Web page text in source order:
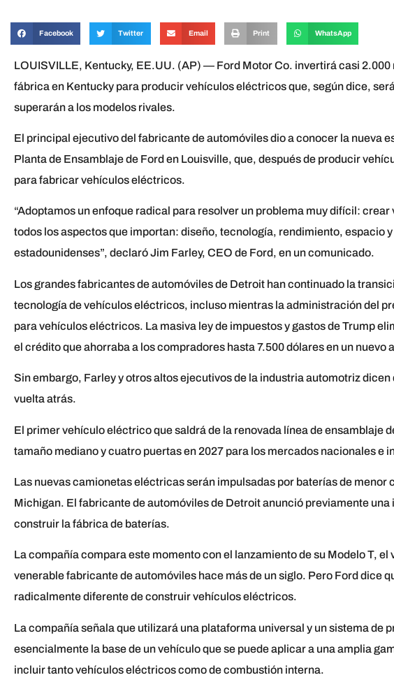
Facebook Twitter Email Print WhatsApp
LOUISVILLE, Kentucky, EE.UU. (AP) — Ford Motor Co. invertirá casi
fábrica en Kentucky para producir vehículos eléctricos que, según dice,
superarán a los modelos rivales.
El principal ejecutivo del fabricante de automóviles dio a conocer la nueva
Planta de Ensamblaje de Ford en Louisville, que, después de producir
para fabricar vehículos eléctricos.
“Adoptamos un enfoque radical para resolver un problema muy difícil:
todos los aspectos que importan: diseño, tecnología, rendimiento, espacio
estadounidenses”, declaró Jim Farley, CEO de Ford, en un comunicado.
Los grandes fabricantes de automóviles de Detroit han continuado la
tecnología de vehículos eléctricos, incluso mientras la administración del
para vehículos eléctricos. La masiva ley de impuestos y gastos de Trump
el crédito que ahorraba a los compradores hasta 7.500 dólares en un nuevo
Sin embargo, Farley y otros altos ejecutivos de la industria automotriz
vuelta atrás.
El primer vehículo eléctrico que saldrá de la renovada línea de ensamblaje
tamaño mediano y cuatro puertas en 2027 para los mercados nacionales e
Las nuevas camionetas eléctricas serán impulsadas por baterías de menor
Michigan. El fabricante de automóviles de Detroit anunció previamente
construir la fábrica de baterías.
La compañía compara este momento con el lanzamiento de su Modelo T,
venerable fabricante de automóviles hace más de un siglo. Pero Ford dice
radicalmente diferente de construir vehículos eléctricos.
La compañía señala que utilizará una plataforma universal y un sistema de
esencialmente la base de un vehículo que se puede aplicar a una amplia
incluir tanto vehículos eléctricos como de combustión interna.